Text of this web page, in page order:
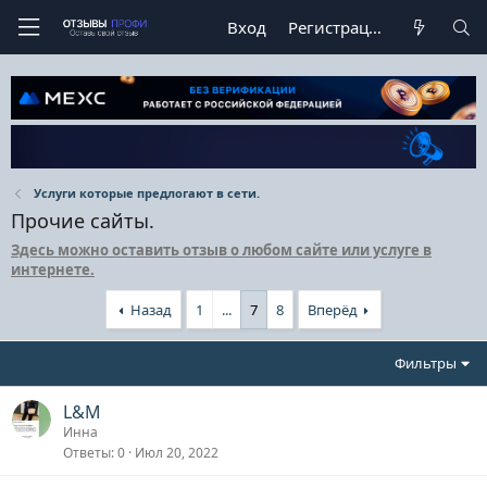
Вход Регистрация
Услуги которые предлогают в сети.
Прочие сайты.
Здесь можно оставить отзыв о любом сайте или услуге в
интернете.
Назад 1 ... 7 8 Вперёд
Фильтры
L&M
Инна
Ответы 0 Июл 20, 2022